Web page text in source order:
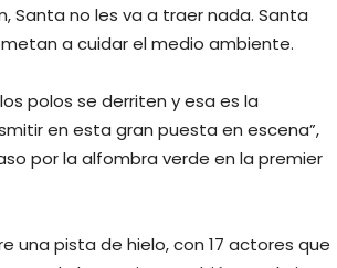
Santa no les va a traer nada. Santa
a cuidar el medio ambiente.
polos se derriten y esa es la
en esta gran puesta en escena”,
por la alfombra verde en la premier
una pista de hielo, con 17 actores que